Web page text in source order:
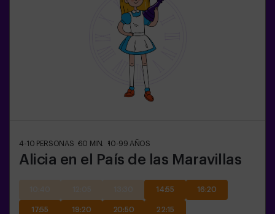
4-10 PERSONAS 60 MIN. 10-99 AÑOS
Alicia en el País de las Maravillas
14:55 16:20
17:55 19:20 20:50 22:15